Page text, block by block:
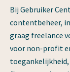
Bij Gebruiker
contentbeheer,
graag freelance
voor non-profit
toegankelijkheid,